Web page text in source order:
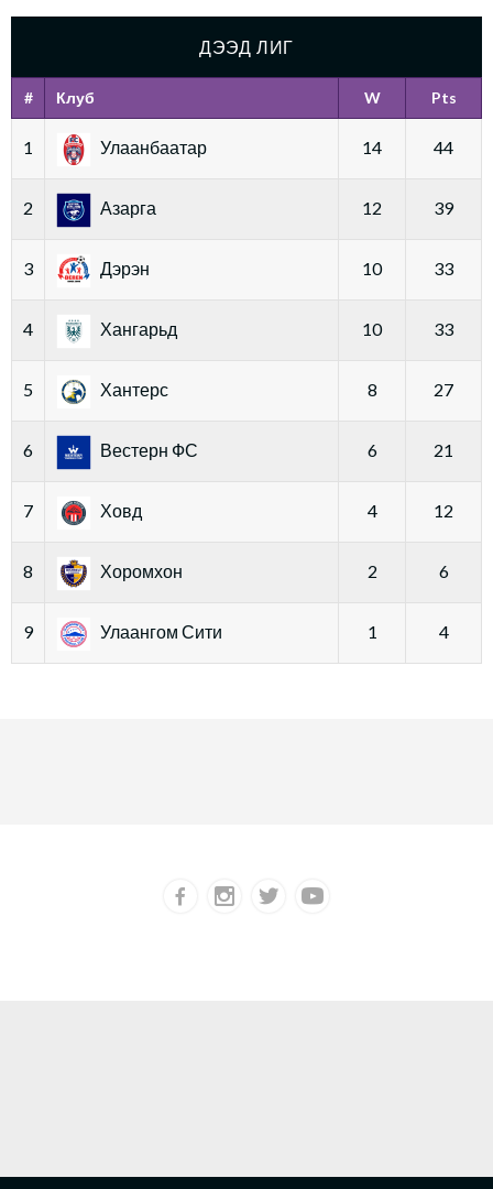
ДЭЭД ЛИГ
# Клуб W Pts
1 Улаанбаатар 14 44
2 Азарга 12 39
3 Дэрэн 10 33
4 Хангарьд 10 33
5 Хантерс 8 27
6 Вестерн ФС 6 21
7 Ховд 4 12
8 Хоромхон 2 6
9 Улаангом Сити 1 4